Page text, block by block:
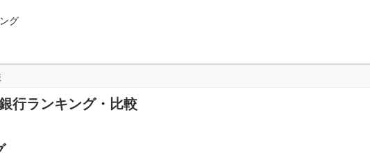
グ
行ランキング・比較